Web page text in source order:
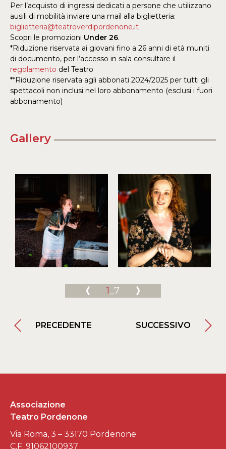
Per l’acquisto di ingressi dedicati a persone che utilizzano
ausili di mobilità inviare una mail alla biglietteria:
biglietteria@teatroverdipordenone.it
Scopri le promozioni Under 26.
*Riduzione riservata ai giovani fino a 26 anni di età muniti
di documento, per l’accesso in sala consultare il
regolamento del Teatro
**Riduzione riservata agli abbonati 2024/2025 per tutti gli
spettacoli non inclusi nel loro abbonamento (esclusi i fuori
abbonamento)
Gallery
1_7
PRECEDENTE SUCCESSIVO
Associazione
Teatro Pordenone
Via Roma, 3 – 33170 Pordenone
C.F. 91062100937